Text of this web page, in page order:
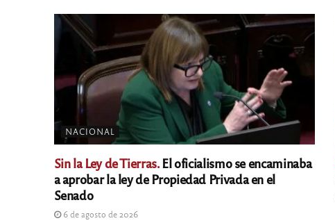
NACIONAL
Sin la Ley de Tierras.El oficialismo se encaminaba
a aprobar la ley de Propiedad Privada en el
Senado
6 de agosto de 2026